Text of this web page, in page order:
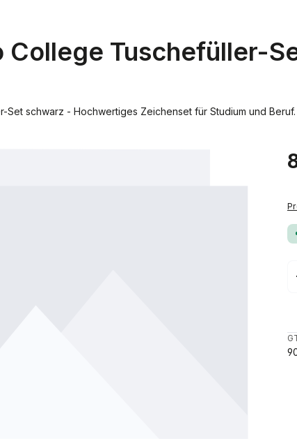
College Tuschefüller-
Set schwarz - Hochwertiges Zeichenset für Studium und